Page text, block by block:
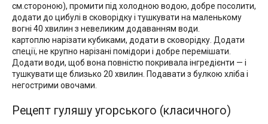
см.стороною), промити під холодною водою, добре посолити,
додати до цибулі в сковорідку і тушкувати на маленькому
вогні 40 хвилин з невеликим додаванням води.
картоплю нарізати кубиками, додати в сковорідку. Додати
спеції, не крупно нарізані помідори і добре перемішати.
Додати води, щоб вона повністю покривала інгредієнти — і
тушкувати ще близько 20 хвилин. Подавати з булкою хліба і
негострими овочами.
Рецепт гуляшу угорського (класичного)